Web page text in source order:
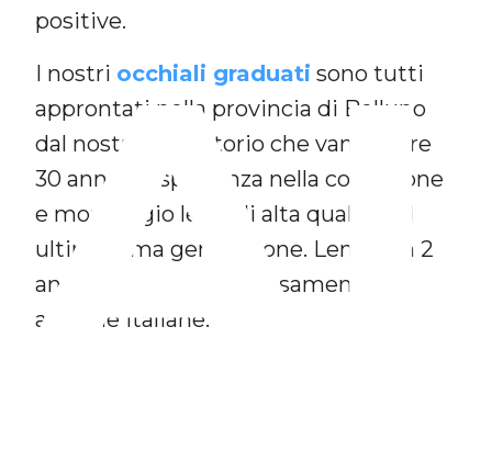
positive.
I nostri occhiali graduati sono tutti
approntati nella provincia di Belluno
dal nostro laboratorio che vanta oltre
30 anni di esperienza nella confezione
e montaggio lenti di alta qualità ed
ultimissima generazione. Lenti con 2
anni di garanzia, rigorosamente di
aziende italiane.